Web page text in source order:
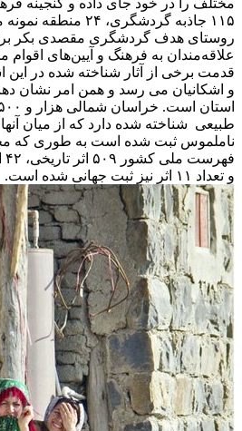
مختلف را در خود جای داده و گنجینه
۱۱۵ جاذبه گردشگری،
روستای هدف گردشگری مقصدی بکر
علاقه‌مندان به فرهنگ و آیین‌های
قدمت برخی از آثار شناخته شده در این
و اشکانیان می رسد و همن امر نشان
ناملموس ثبت شده است به طوری که
و تعداد ۱۱ اثر نیز ثبت جهانی شده است.